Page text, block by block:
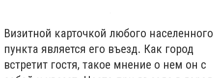
Визитной карточкой любого населенного
пункта является его въезд. Как город
встретит гостя, такое мнение о нем он с